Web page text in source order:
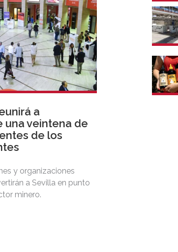
a
una veintena de
de los
y organizaciones
a Sevilla en punto
minero.